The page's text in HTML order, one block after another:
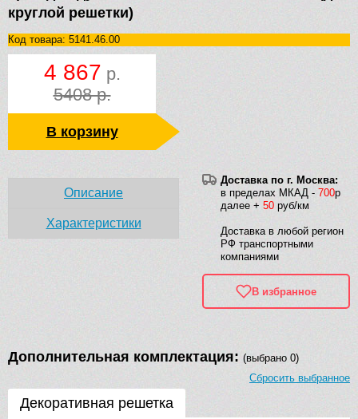
круглой решетки)
Код товара: 5141.46.00
4 867 р.
5408 р.
В корзину
Доставка по г. Москва:
в пределах МКАД - 700р
далее + 50 руб/км
Доставка в любой регион
РФ транспортными
компаниями
В избранное
Описание
Характеристики
Дополнительная комплектация: (выбрано 0)
Сбросить выбранное
Декоративная решетка